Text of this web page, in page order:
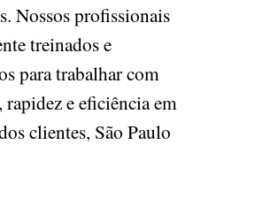
Nossos profissionais
treinados e
para trabalhar com
rapidez e eficiência em
clientes, São Paulo